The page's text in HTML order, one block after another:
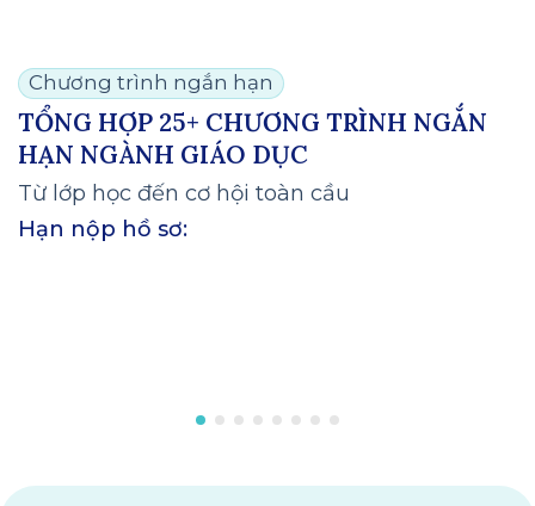
Chương trình ngắn hạn
TỔNG HỢP 25+ CHƯƠNG TRÌNH NGẮN
HẠN NGÀNH GIÁO DỤC
Từ lớp học đến cơ hội toàn cầu
Hạn nộp hồ sơ: